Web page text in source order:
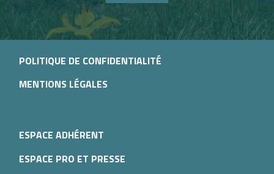
POLITIQUE DE CONFIDENTIALITÉ
MENTIONS LÉGALES
ESPACE ADHÉRENT
ESPACE PRO ET PRESSE